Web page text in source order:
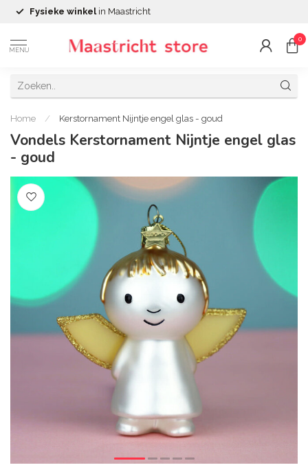
Fysieke winkel in Maastricht
MENU
0
Home / Kerstornament Nijntje engel glas - goud
Vondels Kerstornament Nijntje engel glas
- goud